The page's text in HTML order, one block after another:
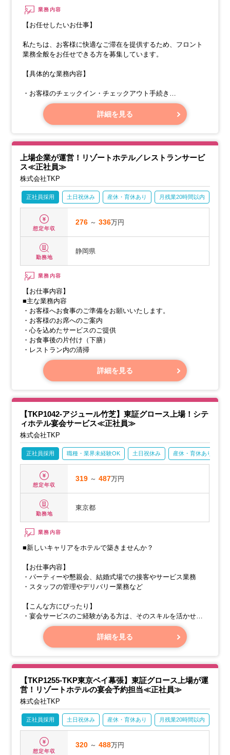
業務内容
【お任せしたいお仕事】
私たちは、お客様に快適なご滞在を提供するため、フロント
業務全般をお任せできる方を募集しています。
【具体的な業務内容】
・お客様のチェックイン・チェックアウト手続き
・宿泊予約サイトや電話でのご予約・お問い合わせ対応
詳細を見る
上場企業が運営！リゾートホテル／レストランサービ
ス≪正社員≫
株式会社TKP
正社員採用 土日祝休み 産休・育休あり 月残業20時間以内
想定年収
276 ～336万円
勤務地
静岡県
業務内容
【お仕事内容】
■主な業務内容
・お客様へお食事のご準備をお願いいたします。
・お客様のお席へのご案内
・心を込めたサービスのご提供
・お食事後の片付け（下膳）
・レストラン内の清掃
詳細を見る
【TKP1042-アジュール竹芝】東証グロース上場！シテ
ィホテル宴会サービス≪正社員≫
株式会社TKP
正社員採用 職種・業界未経験OK 土日祝休み 産休・育休あり
想定年収
319 ～487万円
勤務地
東京都
業務内容
■新しいキャリアをホテルで築きませんか？
【お仕事内容】
・パーティーや懇親会、結婚式場での接客やサービス業務
・スタッフの管理やデリバリー業務など
【こんな方にぴったり】
・宴会サービスのご経験がある方は、そのスキルを活かせま
詳細を見る
【TKP1255-TKP東京ベイ幕張】東証グロース上場が運
営！リゾートホテルの宴会予約担当≪正社員≫
株式会社TKP
正社員採用 土日祝休み 産休・育休あり 月残業20時間以内
想定年収
320 ～488万円